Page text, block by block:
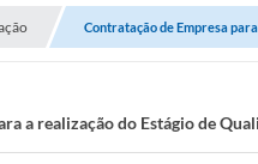
Contratação de Empresa
a realização do Estágio de